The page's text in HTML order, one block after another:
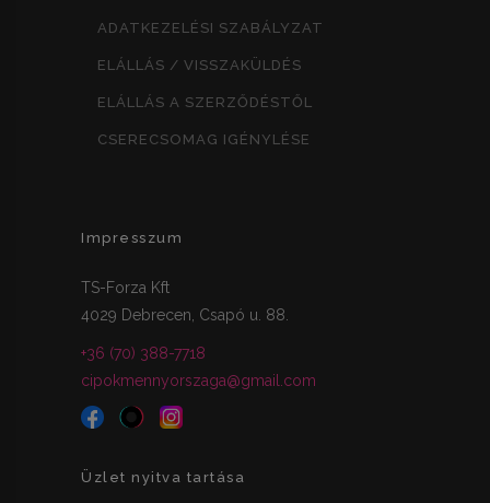
ADATKEZELÉSI SZABÁLYZAT
ELÁLLÁS / VISSZAKÜLDÉS
ELÁLLÁS A SZERZŐDÉSTŐL
CSERECSOMAG IGÉNYLÉSE
Impresszum
TS-Forza Kft
4029 Debrecen, Csapó u. 88.
+36 (70) 388-7718
cipokmennyorszaga@gmail.com
Üzlet nyitva tartása